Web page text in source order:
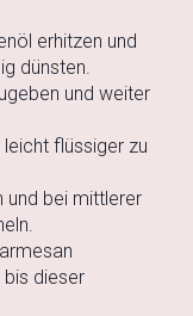
erhitzen und
dünsten.
und weiter
flüssiger zu
und bei mittlerer
bis dieser